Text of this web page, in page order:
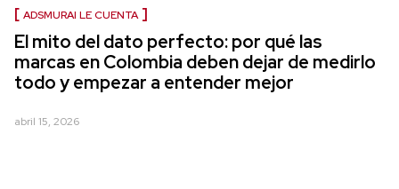
ADSMURAI LE CUENTA
El mito del dato perfecto: por qué las
marcas en Colombia deben dejar de medirlo
todo y empezar a entender mejor
abril 15, 2026